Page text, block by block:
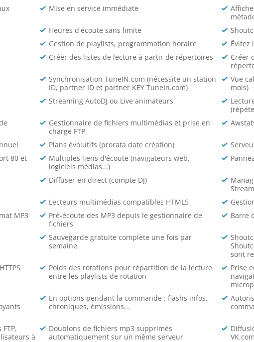
Mise en service immédiate
Heures d'écoute sans limite
Gestion de playlists, programmation horaire
Êvitez
Créer des listes de lecture à partir de répertoires
Créer
Synchronisation TuneIN.com (nécessite un station
ID, partner ID et partner KEY TuneIn.com)
Vue
mois)
Streaming AutoDJ ou Live animateurs
Gestionnaire de fichiers multimédias et prise en
charge FTP
Plans évolutifs (prorata date création)
80 et
Multiples liens d'écoute (navigateurs web,
logiciels médias...)
Diffuser en direct (compte DJ)
Lecteurs multimédias compatibles HTML5
MP3
Pré-écoute des MP3 depuis le gestionnaire de
fichiers
Barre
Sauvegarde gratuite complète une fois par
semaine
sont
Poids des rotations pour répartition de la lecture
entre les playlists de rotation
Prise
En options pendant la commande : flashs infos,
chroniques, émissions...
à
Doublons de fichiers mp3 supprimés
automatiquement sur un même serveur